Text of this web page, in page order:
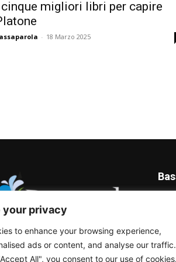
your privacy
to enhance your browsing experience,
ads or content, and analyse our traffic.
All", you consent to our use of cookies.
cinque migliori libri per capire
- 18 Marzo 2025
Bassaparola.it 2015-2025